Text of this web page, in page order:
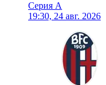
Серия А
19:30, 24 авг. 2026